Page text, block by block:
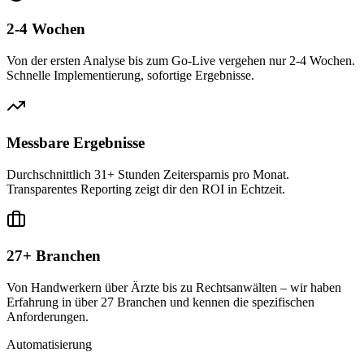
2-4 Wochen
Von der ersten Analyse bis zum Go-Live vergehen nur 2-4 Wochen.
Schnelle Implementierung, sofortige Ergebnisse.
Messbare Ergebnisse
Durchschnittlich 31+ Stunden Zeitersparnis pro Monat.
Transparentes Reporting zeigt dir den ROI in Echtzeit.
27+ Branchen
Von Handwerkern über Ärzte bis zu Rechtsanwälten – wir haben
Erfahrung in über 27 Branchen und kennen die spezifischen
Anforderungen.
Automatisierung